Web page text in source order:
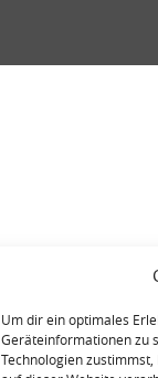
Um dir ein optimales
Geräteinformationen zu
Technologien